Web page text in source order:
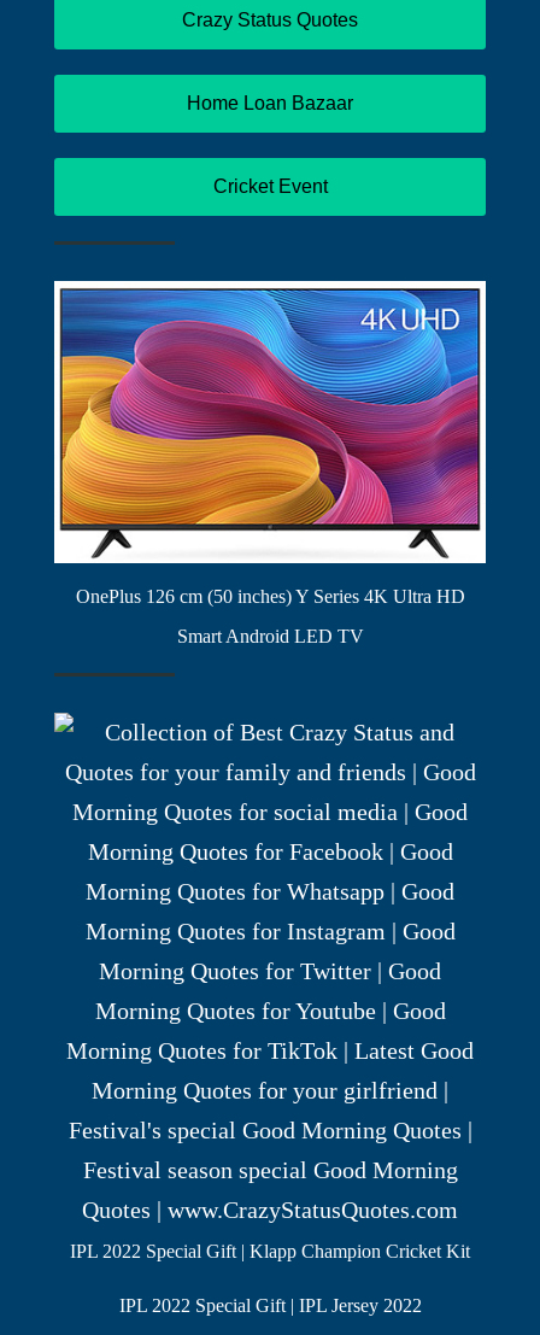
Crazy Status Quotes
Home Loan Bazaar
Cricket Event
OnePlus 126 cm (50 inches) Y Series 4K Ultra HD
Smart Android LED TV
IPL 2022 Special Gift | Klapp Champion Cricket Kit
IPL 2022 Special Gift | IPL Jersey 2022